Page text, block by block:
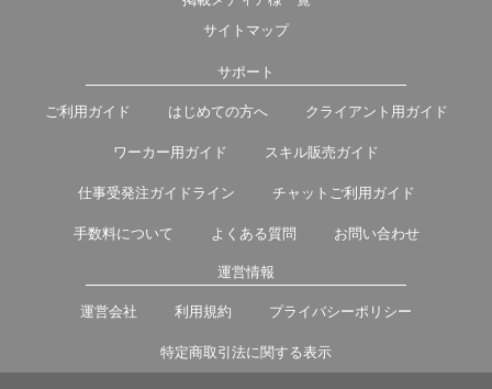
サイトマップ
サポート
ご利用ガイド はじめての方へ クライアント用ガイド
ワーカー用ガイド スキル販売ガイド
仕事受発注ガイドライン チャットご利用ガイド
手数料について よくある質問 お問い合わせ
運営情報
運営会社 利用規約 プライバシーポリシー
特定商取引法に関する表示